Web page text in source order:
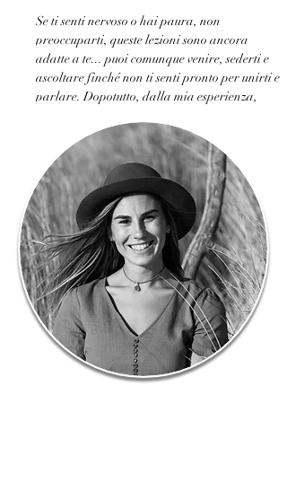
Se ti senti nervoso o hai paura, non
preoccuparti, queste lezioni sono ancora
adatte a te... puoi comunque venire, sederti e
ascoltare finché non ti senti pronto per unirti e
parlare. Dopotutto, dalla mia esperienza,
per imparare una nuova lingua!